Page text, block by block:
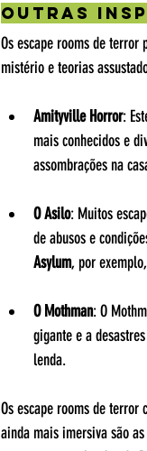
Outras
Os escape rooms de
mistério e teorias
Amityville Horror:
mais conhecidos e
assombrações na
O Asilo: Muitos
de abusos e
Asylum, por
O Mothman: O
gigante e a
lenda​.
Os escape rooms de terror
ainda mais imersiva são